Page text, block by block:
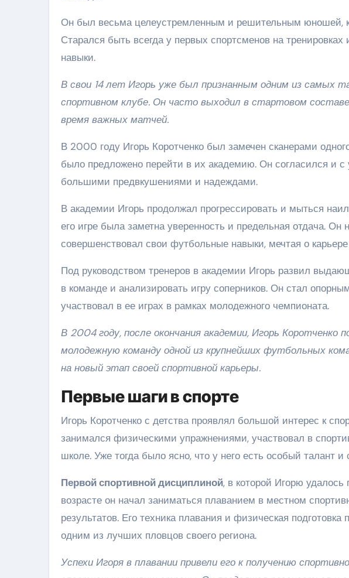
Он был весьма целеустремленным и решительным юношей,
Старался быть всегда у первых спортсменов на
навыки.
В свои 14 лет Игорь уже был признанным одним из самых
спортивном клубе. Он часто выходил в стартовом
время важных матчей.
В 2000 году Игорь Коротченко был замечен сканерами
было предложено перейти в их академию. Он согласился и
большими предвкушениями и надеждами.
В академии Игорь продолжал прогрессировать и мыться
его игре была заметна уверенность и предельная отдача. Он
совершенствовал свои футбольные навыки, мечтая о
Под руководством тренеров в академии Игорь развил
в команде и анализировать игру соперников. Он стал
участвовал в ее играх в рамках молодежного чемпионата.
В 2004 году, после окончания академии, Игорь Коротченко
молодежную команду одной из крупнейших футбольных
на новый этап своей спортивной карьеры.
Первые шаги в спорте
Игорь Коротченко с детства проявлял большой интерес к
занимался физическими упражнениями, участвовал в
школе. Уже тогда было ясно, что у него есть особый талант и
Первой спортивной дисциплиной, в которой Игорю
возрасте он начал заниматься плаванием в местном
результатов. Его техника плавания и физическая
одним из лучших пловцов своего региона.
Успехи Игоря в плавании привели его к получению